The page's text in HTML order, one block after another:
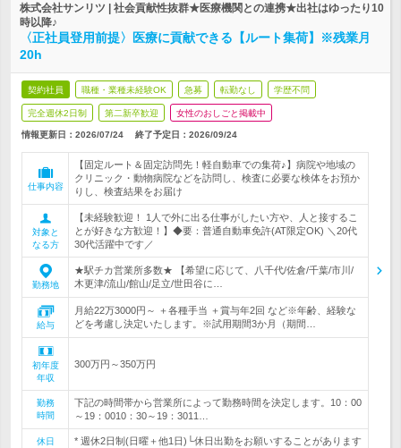
株式会社サンリツ | 社会貢献性抜群★医療機関との連携★出社はゆったり10
時以降♪
〈正社員登用前提〉医療に貢献できる【ルート集荷】※残業月
20h
契約社員 職種・業種未経験OK 急募 転勤なし 学歴不問
完全週休2日制 第二新卒歓迎 女性のおしごと掲載中
情報更新日：2026/07/24 終了予定日： 2026/09/24
仕事内容
【固定ルート＆固定訪問先！軽自動車での集荷♪】病院や地域の
クリニック・動物病院などを訪問し、検査に必要な検体をお預か
りし、検査結果をお届け
対象と
なる方
【未経験歓迎！ 1人で外に出る仕事がしたい方や、人と接するこ
とが好きな方歓迎！】◆要：普通自動車免許(AT限定OK) ＼20代
30代活躍中です／
勤務地
★駅チカ営業所多数★ 【希望に応じて、八千代/佐倉/千葉/市川/
木更津/流山/館山/足立/世田谷に…
給与
月給22万3000円～ ＋各種手当 ＋賞与年2回 など※年齢、経験な
どを考慮し決定いたします。※試用期間3か月（期間…
初年度
年収
300万円～350万円
勤務
時間
下記の時間帯から営業所によって勤務時間を決定します。10：00
～19：0010：30～19：3011…
休日
* 週休2日制(日曜＋他1日)└休日出勤をお願いすることがあります